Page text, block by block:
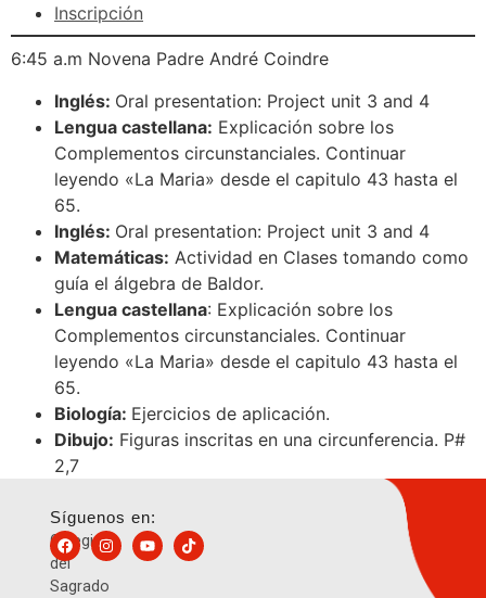
Inscripción
6:45 a.m Novena Padre André Coindre
Inglés: Oral presentation: Project unit 3 and 4
Lengua castellana: Explicación sobre los
Complementos circunstanciales. Continuar
leyendo «La Maria» desde el capitulo 43 hasta el
65.
Inglés: Oral presentation: Project unit 3 and 4
Matemáticas: Actividad en Clases tomando como
guía el álgebra de Baldor.
Lengua castellana: Explicación sobre los
Complementos circunstanciales. Continuar
leyendo «La Maria» desde el capitulo 43 hasta el
65.
Biología: Ejercicios de aplicación.
Dibujo: Figuras inscritas en una circunferencia. P#
2,7
Colegio
del
Sagrado
Síguenos en: